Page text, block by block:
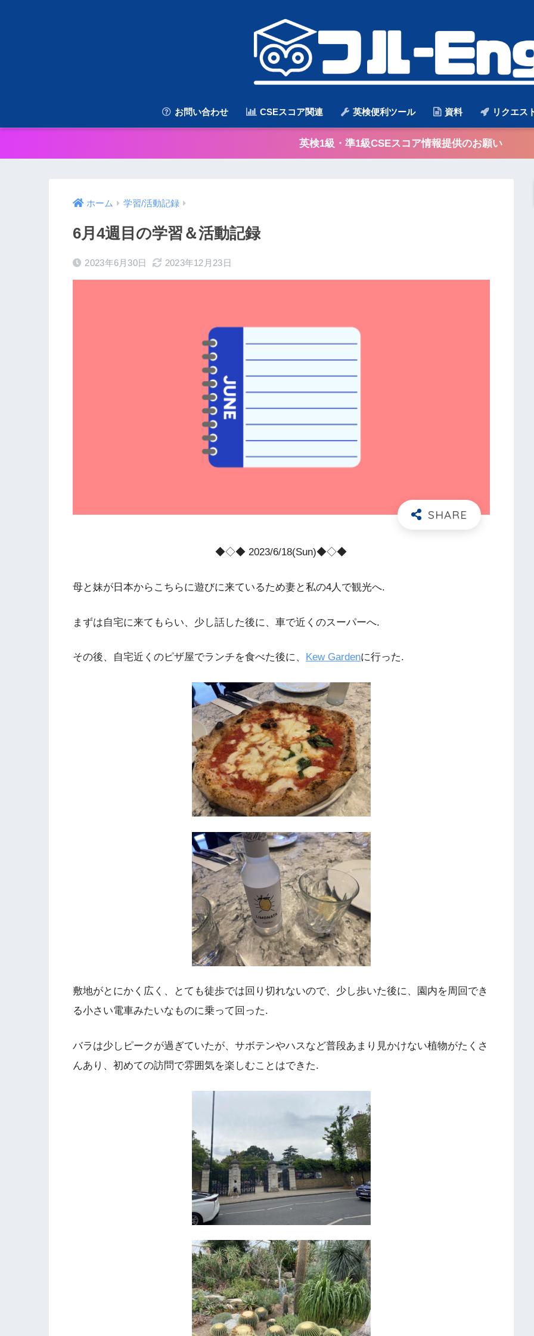
お問い合わせ CSEスコア関連 英検便利ツール 資料 リクエス
英検1級・準1級CSEスコア情報提供のお願い
ホーム 学習/活動記録
6月4週目の学習＆活動記録
2023年6月30日 2023年12月23日
◆◇◆ 2023/6/18(Sun)◆◇◆
母と妹が日本からこちらに遊びに来ているため妻と私の4人で観光へ.
まずは自宅に来てもらい、少し話した後に、車で近くのスーパーへ.
その後、自宅近くのピザ屋でランチを食べた後に、 Kew Gardenに行った.
敷地がとにかく広く、とても徒歩では回り切れないので、少し歩いた後に、園内を周回でき
る小さい電車みたいなものに乗って回った.
バラは少しピークが過ぎていたが、サボテンやハスなど普段あまり見かけない植物がたくさ
んあり、初めての訪問で雰囲気を楽しむことはできた.